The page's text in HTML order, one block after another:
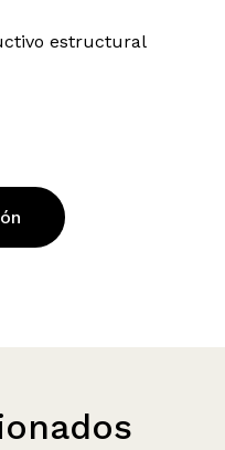
estructural